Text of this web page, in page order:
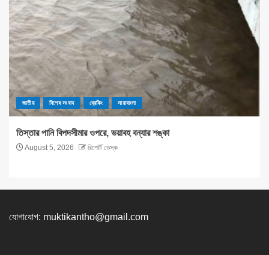
জাতীয় বিশেষ সংবাদ ব্রেকিং সারাবাংলা
তিস্তার পানি বিপদসীমার ওপরে, ভয়াবহ বন্যার শঙ্কা
August 5, 2026 রিপোর্ট ডেস্ক
যোগাযোগ: muktikantho@gmail.com